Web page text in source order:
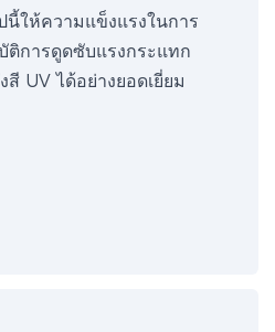
ให้ความแข็งแรงในการ
ติการดูดซับแรงกระแทก
UV ได้อย่างยอดเยี่ยม